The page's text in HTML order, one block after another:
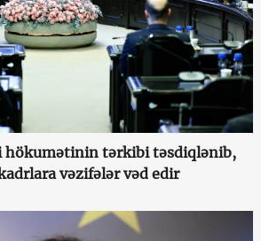
hökumətinin tərkibi təsdiqlənib,
vəzifələr vəd edir